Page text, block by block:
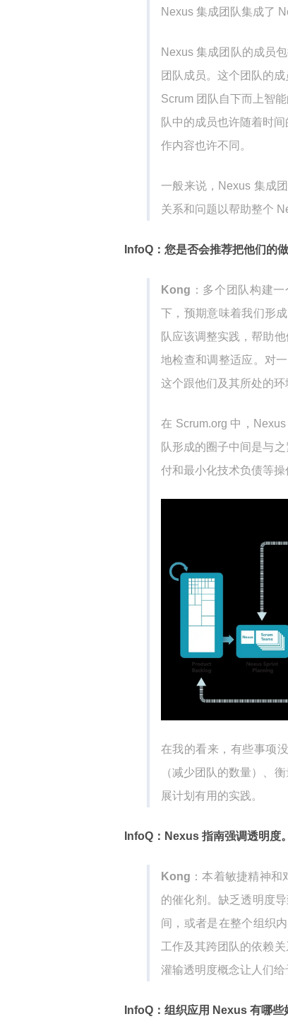
Nexus 集成团队集成了
Nexus 集成团队的成员
团队成员。这个团队的
Scrum 团队自下而上智
队中的成员也许随着时
作内容也许不同。
一般来说，Nexus 集成
关系和问题以帮助整个
InfoQ：您是否会推荐把他们的
Kong ：多个团队构建
下，预期意味着我们形
队应该调整实践，帮助
地检查和调整适应。对
这个跟他们及其所处的环
在 Scrum.org 中，
队形成的圈子中间是与
付和最小化技术负债等操
在我的看来，有些事项
（减少团队的数量）、
展计划有用的实践。
InfoQ：Nexus 指南强调透明度
Kong ：本着敏捷精神
的催化剂。缺乏透明度
间，或者是在整个组织
工作及其跨团队的依赖
灌输透明度概念让人们给
InfoQ：组织应用 Nexus 有哪些